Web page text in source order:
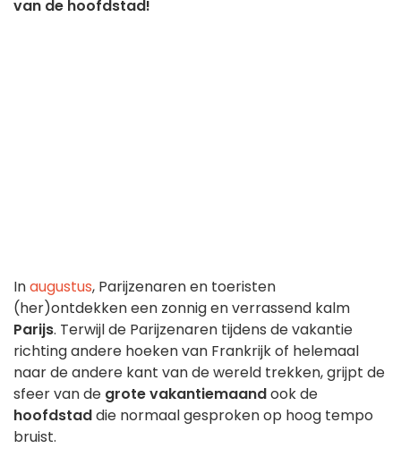
van de hoofdstad!
Inaugustus, Parijzenaren en toeristen
(her)ontdekken een zonnig en verrassend kalm
Parijs. Terwijl de Parijzenaren tijdens de vakantie
richting andere hoeken van Frankrijk of helemaal
naar de andere kant van de wereld trekken, grijpt de
sfeer van de grote vakantiemaandook de
hoofdstaddie normaal gesproken op hoog tempo
bruist.